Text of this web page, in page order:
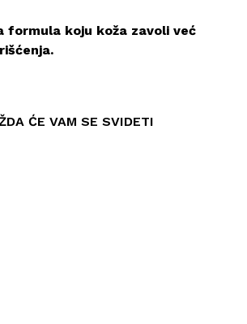
formula koju koža zavoli već
ĆE VAM SE SVIDETI